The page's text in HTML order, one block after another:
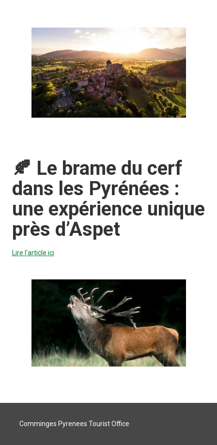
🍂 Le brame du cerf
dans les Pyrénées :
une expérience unique
près d’Aspet
Lire l'article ici
Comminges Pyrenees Tourist Office